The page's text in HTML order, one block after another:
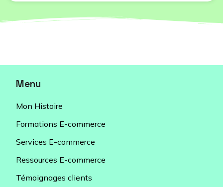
Menu
Mon Histoire
Formations E-commerce
Services E-commerce
Ressources E-commerce
Témoignages clients